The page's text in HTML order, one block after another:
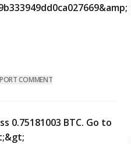
COMMENT
0.75181003 BTC. Go to